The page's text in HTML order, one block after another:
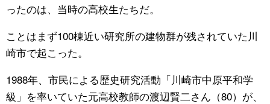
ったのは、当時の高校生たちだ。
ことはまず100棟近い研究所の建物群が残されていた川
崎市で起こった。
1988年、市民による歴史研究活動「川崎市中原平和学
級」を率いていた元高校教師の渡辺賢二さん（80）が、